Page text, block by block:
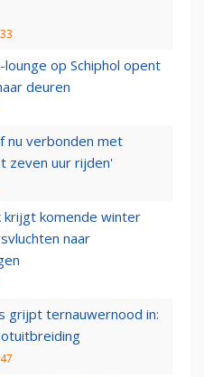
op Schiphol opent
deuren
nu verbonden met
zeven uur rijden'
krijgt komende winter
naar
grijpt ternauwernood in: